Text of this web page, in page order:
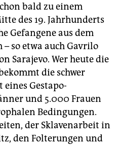
bald zu einem
des 19. Jahrhunderts
Gefangene aus dem
so etwa auch Gavrilo
Sarajevo. Wer heute die
die schwer
Gestapo-
und 5.000 Frauen
Bedingungen.
der Sklavenarbeit in
den Folterungen und